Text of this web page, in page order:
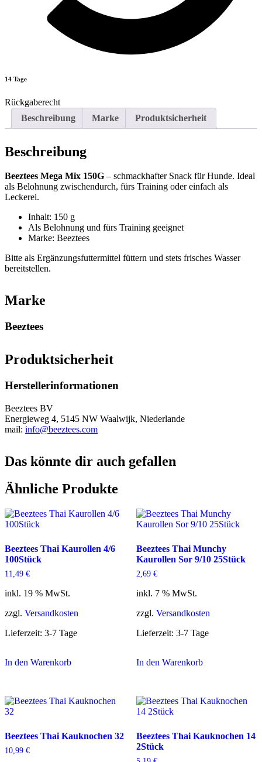
14 Tage
Rückgaberecht
Beschreibung
Marke Produktsicherheit
Beschreibung
Beeztees Mega Mix 150G – schmackhafter Snack für Hunde. Ideal
als Belohnung zwischendurch, fürs Training oder einfach als
Leckerei.
Inhalt: 150 g
Als Belohnung und fürs Training geeignet
Marke: Beeztees
Bitte als Ergänzungsfuttermittel füttern und stets frisches Wasser
bereitstellen.
Marke
Beeztees
Produktsicherheit
Herstellerinformationen
Beeztees BV
Energieweg 4, 5145 NW Waalwijk, Niederlande
mail: info@beeztees.com
Das könnte dir auch gefallen
Ähnliche Produkte
Beeztees Thai Kaurollen 4/6
100Stück
11,49 €
inkl. 19 % MwSt.
zzgl. Versandkosten
Lieferzeit: 3-7 Tage
In den Warenkorb
Beeztees Thai Munchy
Kaurollen Sor 9/10 25Stück
2,69 €
inkl. 7 % MwSt.
zzgl. Versandkosten
Lieferzeit: 3-7 Tage
In den Warenkorb
Beeztees Thai Kauknochen 32
10,99 €
Beeztees Thai Kauknochen 14
2Stück